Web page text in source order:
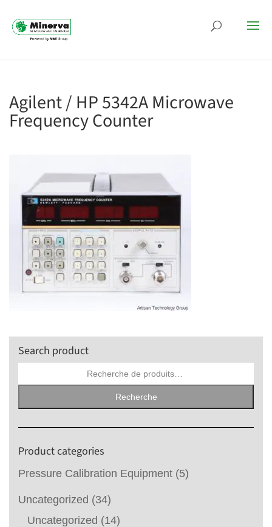
Agilent / HP 5342A Microwave
Frequency Counter
Search product
Recherche
Product categories
Pressure Calibration Equipment (5)
Uncategorized (34)
Uncategorized (14)